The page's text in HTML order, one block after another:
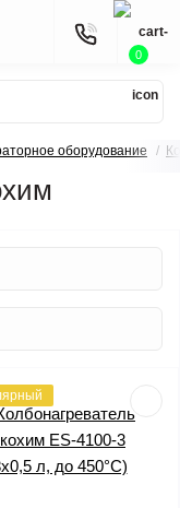
0
оборудование